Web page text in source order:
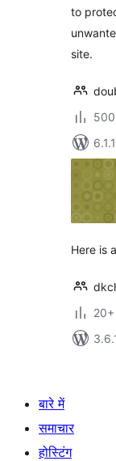
to
site.
Here is
20+
बारे में
समाचार
होस्टिंग